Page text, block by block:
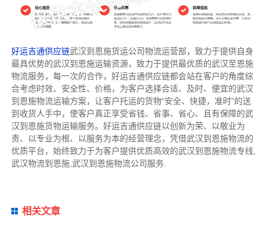
好运吉通供应链武汉到恩施货运公司物流运营部，致力于提供自身
最具优势的武汉到恩施运输资源，致力于提供最优质的武汉至恩施
物流服务，每一次的合作，好运吉通供应链都会站在客户的角度综
合考虑时效、安全性、价格，为客户选择合适、及时、便宜的武汉
到恩施物流运输方案，让客户托运的货物“安全、快捷，准时”的送
到收货人手中，使客户真正享受省钱、省事、省心、且有保障的武
汉到恩施货物运输服务。好运吉通供应链以创新为荣、以敬业为
责、以专业为根、以服务为本的经营理念，凭借武汉到恩施物流的
优质平台，始终致力于为客户提供优质高效的武汉到恩施物流专线,
武汉物流到恩施,武汉到恩施物流公司服务.
相关文章